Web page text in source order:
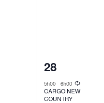
1
event,
28
5h00-6h00
CARGO NEW
COUNTRY